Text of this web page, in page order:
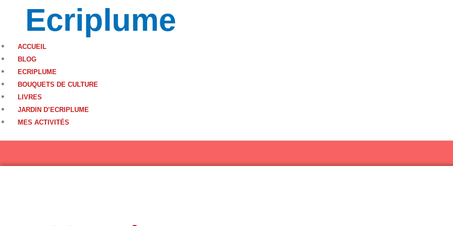
contenuEcriplume
ACCUEIL
BLOG
ECRIPLUME
BOUQUETS DE CULTURE
LIVRES
JARDIN D’ECRIPLUME
MES ACTIVITÉS